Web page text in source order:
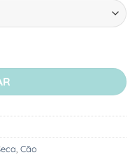
Seca sem Cereais
Cão